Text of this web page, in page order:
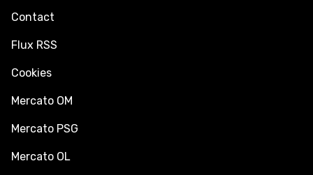
Contact
Flux RSS
Cookies
Mercato OM
Mercato PSG
Mercato OL